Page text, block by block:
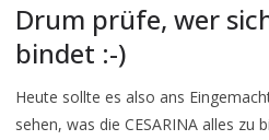
Drum prüfe, wer
bindet :-)
Heute sollte es also ans
sehen, was die CESARINA alles zu